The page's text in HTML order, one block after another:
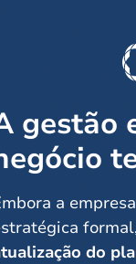
gestão
a
do